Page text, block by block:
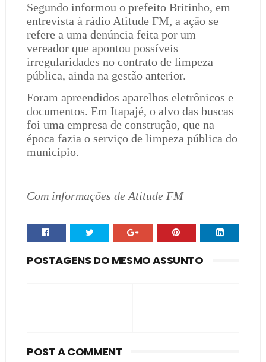
Segundo informou o prefeito Britinho, em
entrevista à rádio Atitude FM, a ação se
refere a uma denúncia feita por um
vereador que apontou possíveis
irregularidades no contrato de limpeza
pública, ainda na gestão anterior.
Foram apreendidos aparelhos eletrônicos e
documentos. Em Itapajé, o alvo das buscas
foi uma empresa de construção, que na
época fazia o serviço de limpeza pública do
município.
Com informações de Atitude FM
POSTAGENS DO MESMO ASSUNTO
POST A COMMENT